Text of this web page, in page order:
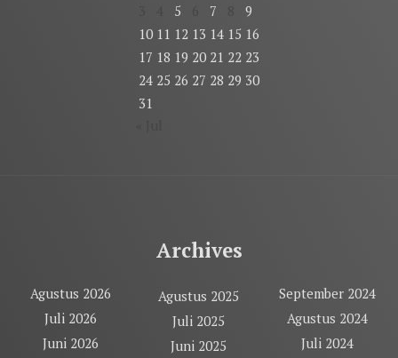
5 7
9
10 11 12 13 14 15 16
17 18 19 20 21 22 23
24 25 26 27 28 29 30
31
Archives
Agustus 2026
Juli 2026
Juni 2026
Agustus 2025
Juli 2025
Juni 2025
September 2024
Agustus 2024
Juli 2024